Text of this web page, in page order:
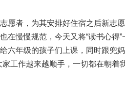
愿者，为其安排好住宿之后新志
在慢慢规范，今天又将“读书心得
六年级的孩子们上课，同时跟兜
家工作越来越顺手，一切都在朝着